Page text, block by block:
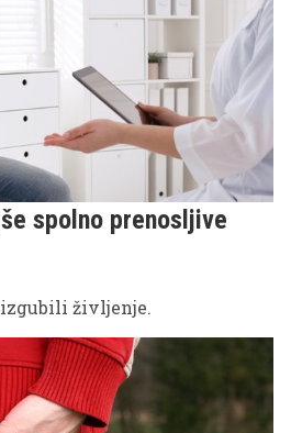
masturbacijo, njeni
spolnem življenju?
spolno prenosljive
življenje.